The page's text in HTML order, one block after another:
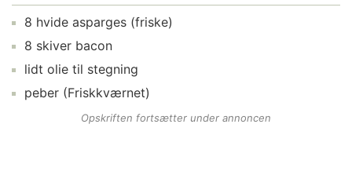
8 hvide asparges (friske)
8 skiver bacon
lidt olie til stegning
peber (Friskkværnet)
Opskriften fortsætter under annoncen